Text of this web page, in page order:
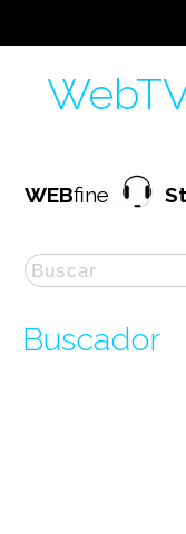
WEBfine
Buscador